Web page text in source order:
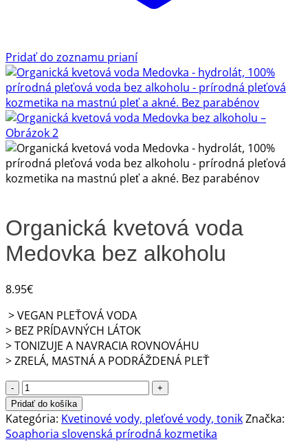
Pridať do zoznamu prianí
Organická kvetová voda
Medovka bez alkoholu
8.95€
> VEGAN PLEŤOVÁ VODA
> BEZ PRÍDAVNÝCH LÁTOK
> TONIZUJE A NAVRACIA ROVNOVÁHU
> ZRELÁ, MASTNÁ A PODRÁŽDENÁ PLEŤ
množstvo
Organická
kvetová
voda
Pridať do košíka
Kategória: Kvetinové vody, pleťové vody, tonikZnačka:
Soaphoria slovenská prírodná kozmetika